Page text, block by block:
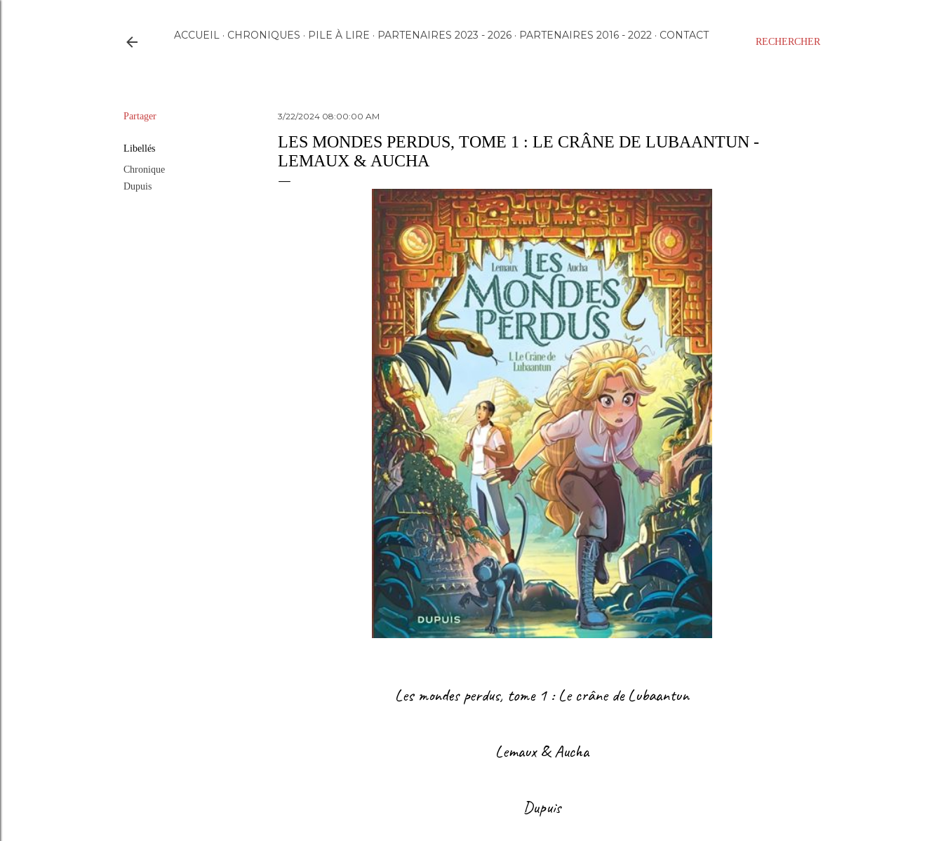
RECHERCHER
ACCUEIL CHRONIQUES PILE À LIRE PARTENAIRES 2023 - 2026 PARTENAIRES 2016 - 2022 CONTACT
Partager
Libellés
Chronique
Dupuis
3/22/2024 08:00:00 AM
LES MONDES PERDUS, TOME 1 : LE CRÂNE DE LUBAANTUN -
LEMAUX & AUCHA
Les mondes perdus, tome 1 : Le crâne de Lubaantun
Lemaux & Aucha
Dupuis